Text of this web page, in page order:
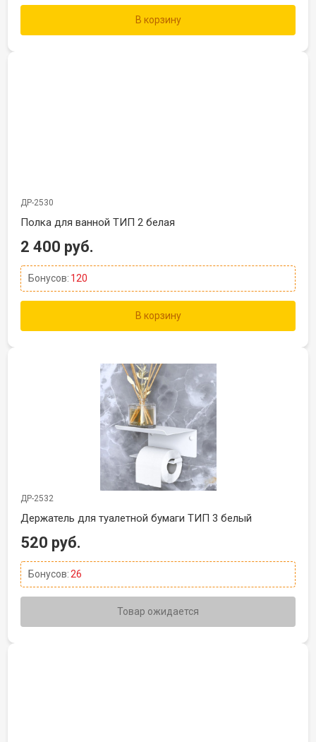
В корзину
ДР-2530
Полка для ванной ТИП 2 белая
2 400 руб.
Бонусов: 120
В корзину
ДР-2532
Держатель для туалетной бумаги ТИП 3 белый
520 руб.
Бонусов:26
Товар ожидается